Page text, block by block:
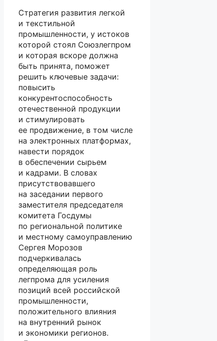
Стратегия развития легкой
и текстильной
промышленности, у истоков
которой стоял Союзлегпром
и которая вскоре должна
быть принята, поможет
решить ключевые задачи:
повысить
конкурентоспособность
отечественной продукции
и стимулировать
ее продвижение, в том числе
на электронных платформах,
навести порядок
в обеспечении сырьем
и кадрами. В словах
присутствовавшего
на заседании первого
заместителя председателя
комитета Госдумы
по региональной политике
и местному самоуправлению
Сергея Морозов
подчеркивалась
определяющая роль
легпрома для усиления
позиций всей российской
промышленности,
положительного влияния
на внутренний рынок
и экономики регионов.